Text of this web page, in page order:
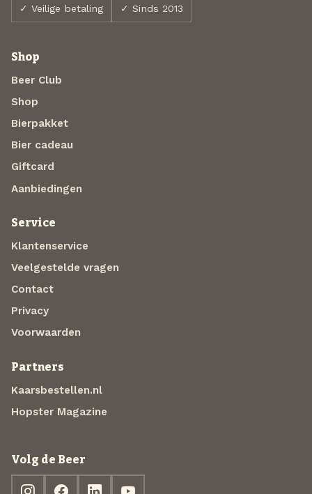
✓ Veilige betaling ✓ Sinds 2013
Shop
Beer Club
Shop
Bierpakket
Bier cadeau
Giftcard
Aanbiedingen
Service
Klantenservice
Veelgestelde vragen
Contact
Privacy
Voorwaarden
Partners
Kaarsbestellen.nl
Hopster Magazine
Volg de Beer